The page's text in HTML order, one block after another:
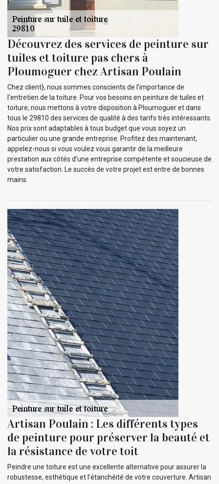
Découvrez des services de peinture sur
tuiles et toiture pas chers à
Ploumoguer chez Artisan Poulain
Chez client}, nous sommes conscients de l’importance de
l’entretien de la toiture. Pour vos besoins en peinture de tuiles et
toiture, nous mettons à votre disposition à Ploumoguer et dans
tous le 29810 des services de qualité à des tarifs très intéressants.
Nos prix sont adaptables à tous budget que vous soyez un
particulier ou une grande entreprise. Profitez des maintenant,
appelez-nous si vous voulez vous garantir de la meilleure
prestation aux côtés d’une entreprise compétente et soucieuse de
votre satisfaction. Le succès de votre projet est entre de bonnes
mains.
Artisan Poulain : Les différents types
de peinture pour préserver la beauté et
la résistance de votre toit
Peindre une toiture est une excellente alternative pour assurer la
robustesse, esthétique et l’étanchéité de votre couverture. Artisan